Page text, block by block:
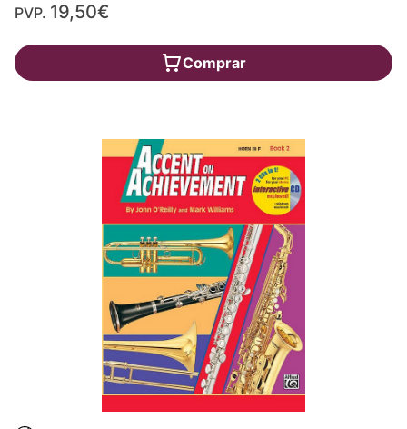
PVP. 19,50€
Comprar